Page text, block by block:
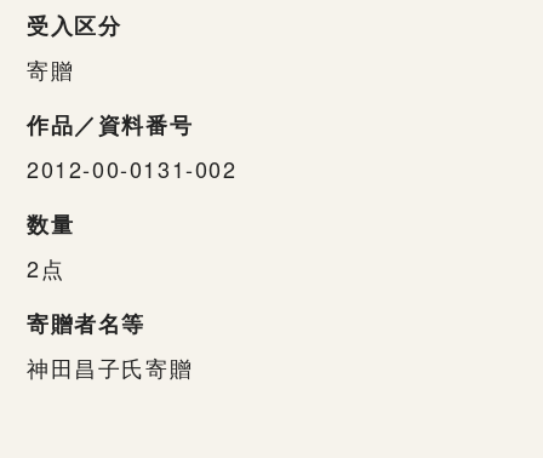
受入区分
寄贈
作品／資料番号
2012-00-0131-002
数量
2点
寄贈者名等
神田昌子氏寄贈